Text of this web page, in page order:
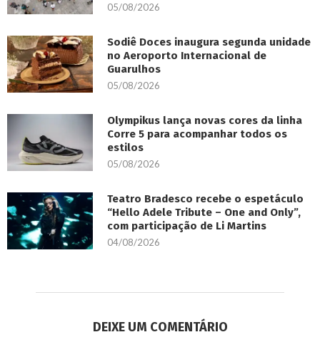
05/08/2026
Sodiê Doces inaugura segunda unidade
no Aeroporto Internacional de
Guarulhos
05/08/2026
Olympikus lança novas cores da linha
Corre 5 para acompanhar todos os
estilos
05/08/2026
Teatro Bradesco recebe o espetáculo
“Hello Adele Tribute – One and Only”,
com participação de Li Martins
04/08/2026
DEIXE UM COMENTÁRIO